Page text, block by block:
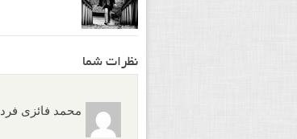
نظرات شما
محمد فائزی فرد